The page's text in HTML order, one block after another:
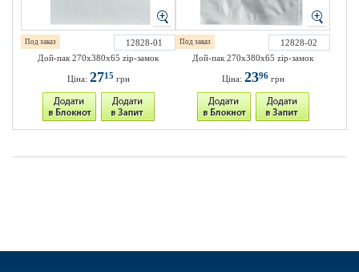
Под заказ
12828-01
Дой-пак 270х380х65 zip-замок
Ціна: 2715 грн
Под заказ
12828-02
Дой-пак 270х380х65 zip-замок
Ціна: 2396грн